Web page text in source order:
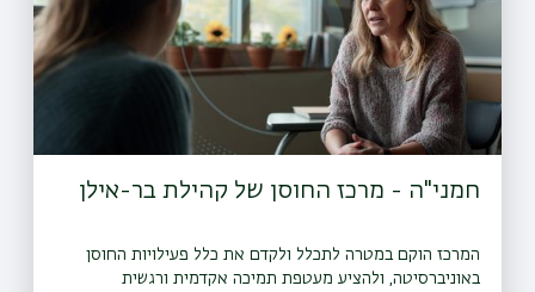
חמני"ה - מרכז החוסן של קהילת בר-אילן
המרכז הוקם במטרה לתכלל ולקדם את כלל פעילויות החוסן
באוניברסיטה, ולהציע מעטפת תמיכה אקדמית ורגשית